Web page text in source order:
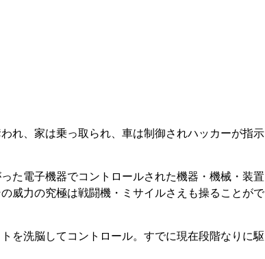
れ、家は乗っ取られ、車は制御されハッカーが指示
た電子機器でコントロールされた機器・機械・装置
威力の究極は戦闘機・ミサイルさえも操ることがで
を洗脳してコントロール。すでに現在段階なりに駆